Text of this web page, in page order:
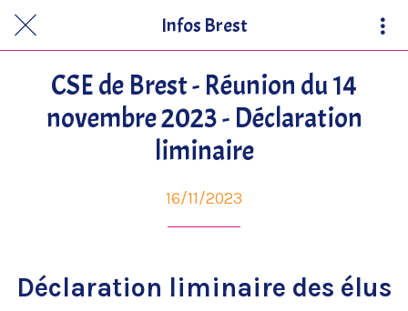
Infos Brest
CSE de Brest - Réunion du 14
novembre 2023 - Déclaration
liminaire
16/11/2023
Déclaration liminaire des élus